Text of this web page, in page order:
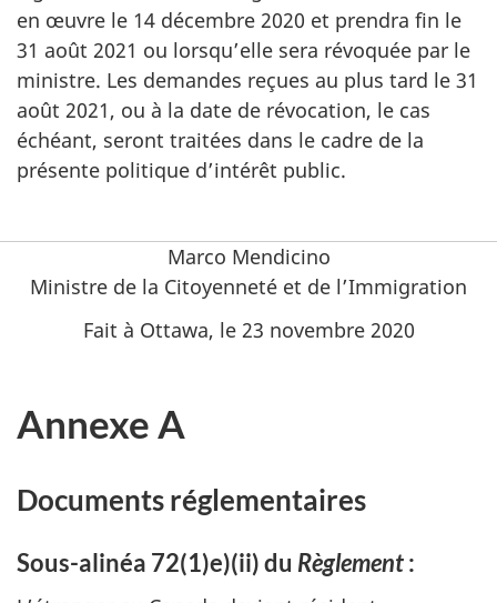
en œuvre le 14 décembre 2020 et prendra fin le
31 août 2021 ou lorsqu’elle sera révoquée par le
ministre. Les demandes reçues au plus tard le 31
août 2021, ou à la date de révocation, le cas
échéant, seront traitées dans le cadre de la
présente politique d’intérêt public.
Marco Mendicino
Ministre de la Citoyenneté et de l’Immigration
Fait à Ottawa, le 23 novembre 2020
Annexe A
Documents réglementaires
Sous-alinéa 72(1)e)(ii) du Règlement: